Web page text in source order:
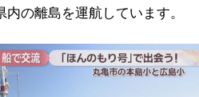
の離島を運航しています。